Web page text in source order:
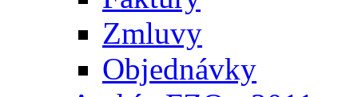
Zmluvy
Objednávky